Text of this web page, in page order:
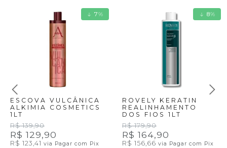
7%
ESCOVA VULCÂNICA
ALKIMIA COSMETICS
1LT
R$ 139,90
R$ 129,90
R$ 123,41 via Pagar com Pix
8%
ROVELY KERATIN
REALINHAMENTO
DOS FIOS 1LT
R$ 179,90
R$ 164,90
R$ 156,66 via Pagar com Pix